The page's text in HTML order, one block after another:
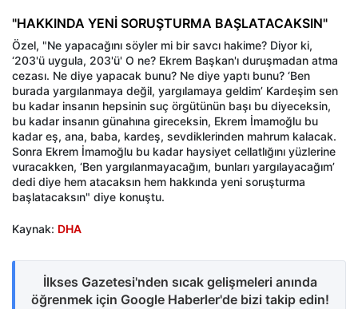
"HAKKINDA YENİ SORUŞTURMA BAŞLATACAKSIN"
Özel, "Ne yapacağını söyler mi bir savcı hakime? Diyor ki,
‘203'ü uygula, 203'ü' O ne? Ekrem Başkan'ı duruşmadan atma
cezası. Ne diye yapacak bunu? Ne diye yaptı bunu? ‘Ben
burada yargılanmaya değil, yargılamaya geldim’ Kardeşim sen
bu kadar insanın hepsinin suç örgütünün başı bu diyeceksin,
bu kadar insanın günahına gireceksin, Ekrem İmamoğlu bu
kadar eş, ana, baba, kardeş, sevdiklerinden mahrum kalacak.
Sonra Ekrem İmamoğlu bu kadar haysiyet cellatlığını yüzlerine
vuracakken, ‘Ben yargılanmayacağım, bunları yargılayacağım’
dedi diye hem atacaksın hem hakkında yeni soruşturma
başlatacaksın" diye konuştu.
Kaynak: DHA
İlkses Gazetesi'nden sıcak gelişmeleri anında
öğrenmek için Google Haberler'de bizi takip edin!